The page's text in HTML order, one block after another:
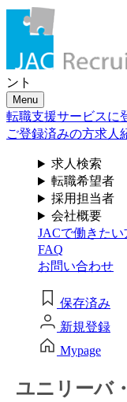
求人検索・転職事例
はじめに、
「ご経験業
お選びくだ
サービス（
商社
流通（EC・
消費財（食品
マスコミ（広
建設・不動産
ント
Menu
転職支援サービスに
ご登録済みの方求人
求人検索
転職希望者
採用担当者
会社概要
JACで働きたい
FAQ
お問い合わせ
保存済み
新規登録
Mypage
ユニリーバ
メール認証とは？
メール認証は当社
ルアドレスがご本
ための仕組みです
ィリスク低減や、
認証に役立ちます
ルートメントをお
個人情報取り扱